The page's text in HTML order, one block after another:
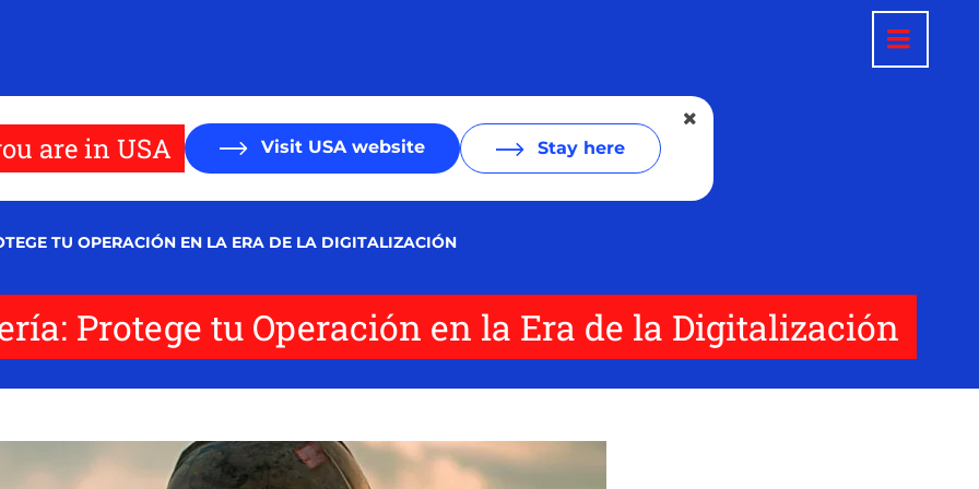
are in USA Visit USA website Stay here
TU OPERACIÓN EN LA ERA DE LA DIGITALIZACIÓN
Protege tu Operación en la Era de la Digitalización